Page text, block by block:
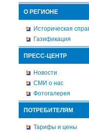
О РЕГИОНЕ
Историческая
Газификация
ПРЕСС-ЦЕНТР
Новости
СМИ о нас
Фотогалерея
ПОТРЕБИТЕЛЯМ
Тарифы и цены